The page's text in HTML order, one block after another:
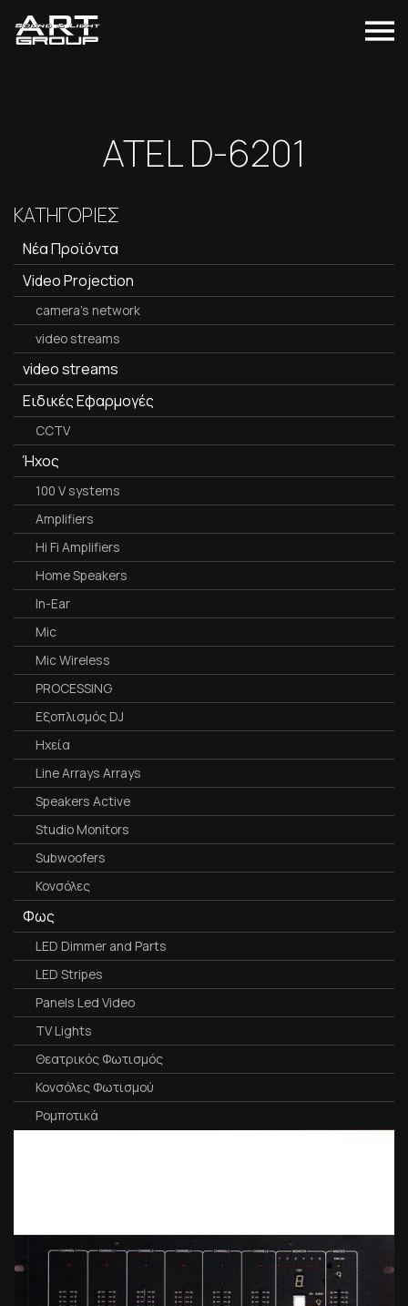
ATEL D-6201
ΚΑΤΗΓΟΡΙΕΣ
Νέα Προϊόντα
Video Projection
camera's network
video streams
video streams
Ειδικές Εφαρμογές
CCTV
Ήχος
100 V systems
Amplifiers
Hi Fi Amplifiers
Home Speakers
In-Ear
Mic
Mic Wireless
PROCESSING
Εξοπλισμός DJ
Ηχεία
Line Arrays Arrays
Speakers Active
Studio Monitors
Subwoofers
Κονσόλες
Φως
LED Dimmer and Parts
LED Stripes
Panels Led Video
TV Lights
Θεατρικός Φωτισμός
Κονσόλες Φωτισμού
Ρομποτικά